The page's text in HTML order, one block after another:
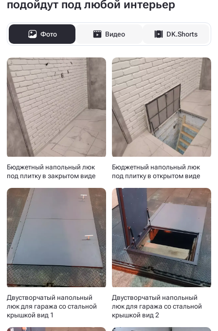
подойдут под любой интерьер
Фото Видео DK.Shorts
Бюджетный напольный люк
под плитку в закрытом виде
Бюджетный напольный люк
под плитку в открытом виде
Двустворчатый напольный
люк для гаража со стальной
крышкой вид 1
Двустворчатый напольный
люк для гаража со стальной
крышкой вид 2